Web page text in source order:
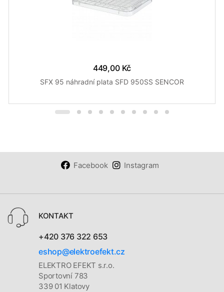
449,00 Kč
SFX 95 náhradní plata SFD 950SS SENCOR
Facebook Instagram
KONTAKT
+420 376 322 653
eshop@elektroefekt.cz
ELEKTRO EFEKT s.r.o.
Sportovní 783
339 01 Klatovy